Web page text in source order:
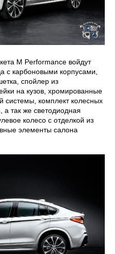
M Performance войдут
с карбоновыми корпусами,
спойлер из
на кузов, хромированные
системы, комплект колесных
так же светодиодная
колесо с отделкой из
элементы салона